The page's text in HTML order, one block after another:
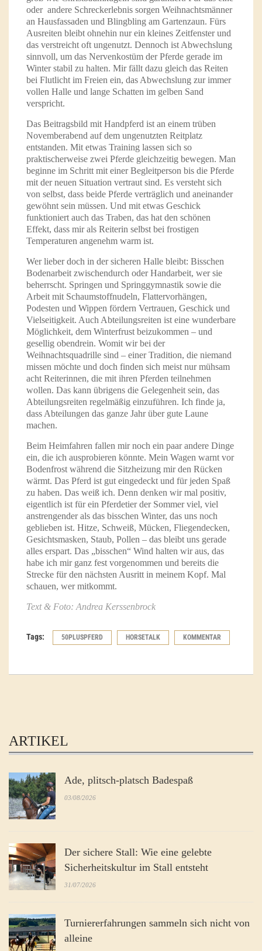
oder andere Schreckerlebnis sorgen Weihnachtsmänner
an Hausfassaden und Blingbling am Gartenzaun. Fürs
Ausreiten bleibt ohnehin nur ein kleines Zeitfenster und
das verstreicht oft ungenutzt. Dennoch ist Abwechslung
sinnvoll, um das Nervenkostüm der Pferde gerade im
Winter stabil zu halten. Mir fällt dazu gleich das Reiten
bei Flutlicht im Freien ein, das Abwechslung zur immer
vollen Halle und lange Schatten im gelben Sand
verspricht.
Das Beitragsbild mit Handpferd ist an einem trüben
Novemberabend auf dem ungenutzten Reitplatz
entstanden. Mit etwas Training lassen sich so
praktischerweise zwei Pferde gleichzeitig bewegen. Man
beginne im Schritt mit einer Begleitperson bis die Pferde
mit der neuen Situation vertraut sind. Es versteht sich
von selbst, dass beide Pferde verträglich und aneinander
gewöhnt sein müssen. Und mit etwas Geschick
funktioniert auch das Traben, das hat den schönen
Effekt, dass mir als Reiterin selbst bei frostigen
Temperaturen angenehm warm ist.
Wer lieber doch in der sicheren Halle bleibt: Bisschen
Bodenarbeit zwischendurch oder Handarbeit, wer sie
beherrscht. Springen und Springgymnastik sowie die
Arbeit mit Schaumstoffnudeln, Flattervorhängen,
Podesten und Wippen fördern Vertrauen, Geschick und
Vielseitigkeit. Auch Abteilungsreiten ist eine wunderbare
Möglichkeit, dem Winterfrust beizukommen – und
gesellig obendrein. Womit wir bei der
Weihnachtsquadrille sind – einer Tradition, die niemand
missen möchte und doch finden sich meist nur mühsam
acht Reiterinnen, die mit ihren Pferden teilnehmen
wollen. Das kann übrigens die Gelegenheit sein, das
Abteilungsreiten regelmäßig einzuführen. Ich finde ja,
dass Abteilungen das ganze Jahr über gute Laune
machen.
Beim Heimfahren fallen mir noch ein paar andere Dinge
ein, die ich ausprobieren könnte. Mein Wagen warnt vor
Bodenfrost während die Sitzheizung mir den Rücken
wärmt. Das Pferd ist gut eingedeckt und für jeden Spaß
zu haben. Das weiß ich. Denn denken wir mal positiv,
eigentlich ist für ein Pferdetier der Sommer viel, viel
anstrengender als das bisschen Winter, das uns noch
geblieben ist. Hitze, Schweiß, Mücken, Fliegendecken,
Gesichtsmasken, Staub, Pollen – das bleibt uns gerade
alles erspart. Das „bisschen“ Wind halten wir aus, das
habe ich mir ganz fest vorgenommen und bereits die
Strecke für den nächsten Ausritt in meinem Kopf. Mal
schauen, wer mitkommt.
Text & Foto: Andrea Kerssenbrock
Tags: 50PLUSPFERD HORSETALK KOMMENTAR
ARTIKEL
Ade, plitsch-platsch Badespaß
03/08/2026
Der sichere Stall: Wie eine gelebte
Sicherheitskultur im Stall entsteht
31/07/2026
Turniererfahrungen sammeln sich nicht von
alleine